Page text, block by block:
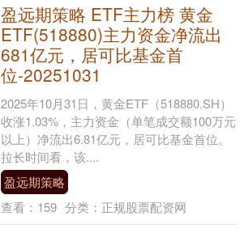
盈远期策略 ETF主力榜 黄金
ETF(518880)主力资金净流出
681亿元，居可比基金首
位-20251031
2025年10月31日，黄金ETF（518880.SH）
收涨1.03%，主力资金（单笔成交额100万元
以上）净流出6.81亿元，居可比基金首位。
拉长时间看，该....
盈远期策略
查看： 159 分类： 正规股票配资网